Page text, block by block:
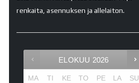
renkaita, asennuksen ja allelaiton.
ELOKUU 2026
MA TI KE TO PE LA SU